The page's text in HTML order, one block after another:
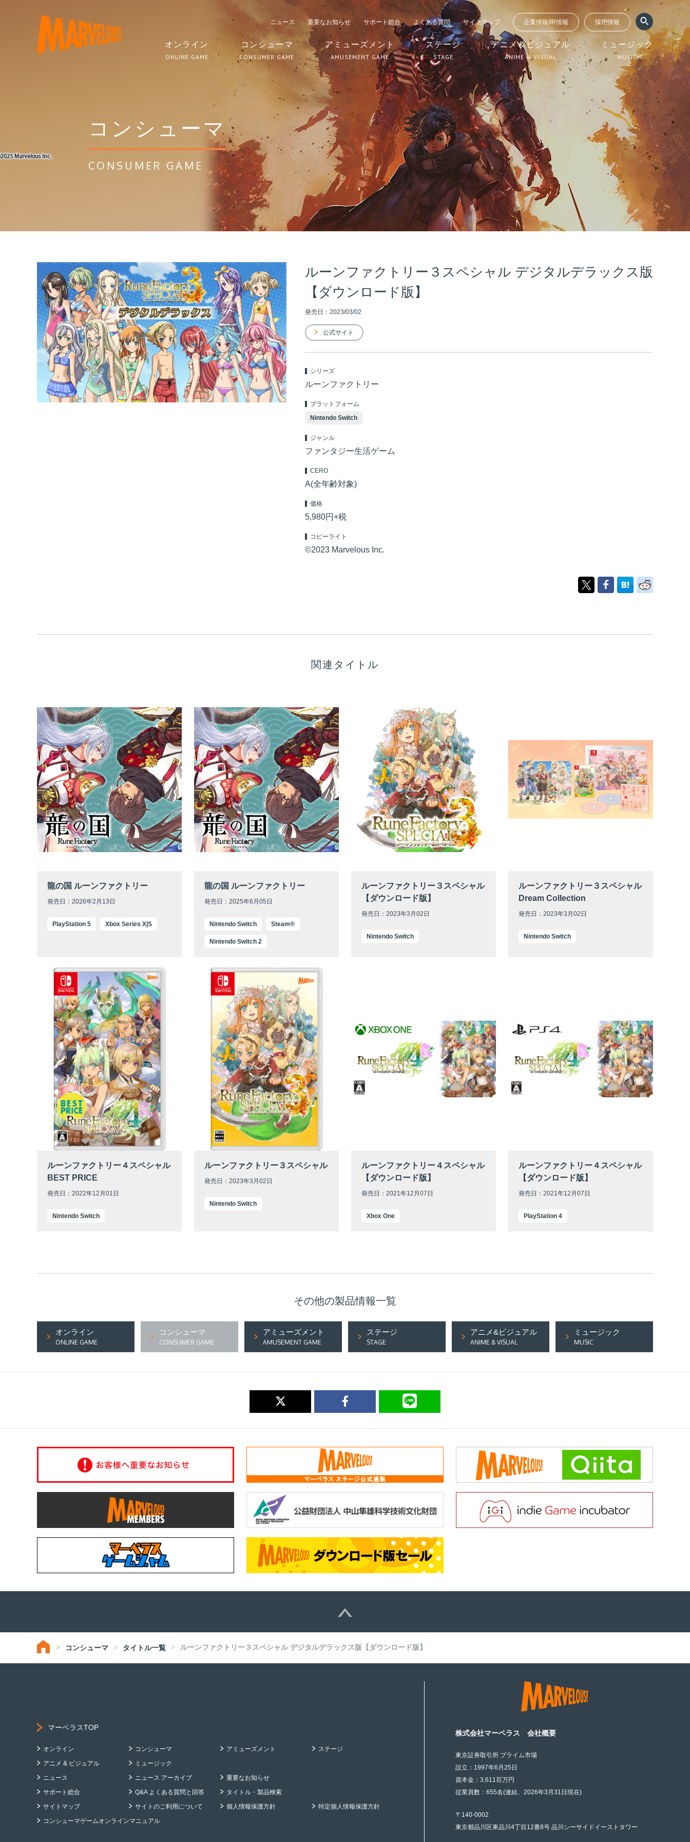
ニュース 重要なお知らせ サポート総合 よくある質問 サイトマップ 企業情報/IR情報 採用情報
オンライン
ONLINE GAME
コンシューマ
CONSUMER GAME
アミューズメント
AMUSEMENT GAME
ステージ
STAGE
アニメ＆ビジュアル
ANIME & VISUAL
ミュージック
MUSIC
コンシューマ
CONSUMER GAME
ルーンファクトリー３スペシャル デジタルデラックス版
【ダウンロード版】
発売日：2023/03/02
公式サイト
シリーズ
ルーンファクトリー
プラットフォーム
Nintendo Switch
ジャンル
ファンタジー生活ゲーム
CERO
A(全年齢対象)
価格
5,980円+税
コピーライト
©2023 Marvelous Inc.
関連タイトル
龍の国 ルーンファクトリー
発売日：2026年2月13日
PlayStation 5 Xbox Series X|S
龍の国 ルーンファクトリー
発売日：2025年6月05日
Nintendo Switch Steam®
Nintendo Switch 2
ルーンファクトリー３スペシャル
【ダウンロード版】
発売日：2023年3月02日
Nintendo Switch
ルーンファクトリー３スペシャル
Dream Collection
発売日：2023年3月02日
Nintendo Switch
ルーンファクトリー４スペシャル
BEST PRICE
発売日：2022年12月01日
Nintendo Switch
ルーンファクトリー３スペシャル
発売日：2023年3月02日
Nintendo Switch
ルーンファクトリー４スペシャル
【ダウンロード版】
発売日：2021年12月07日
Xbox One
ルーンファクトリー４スペシャル
【ダウンロード版】
発売日：2021年12月07日
PlayStation 4
その他の製品情報一覧
オンライン
ONLINE GAME
コンシューマ
CONSUMER GAME
アミューズメント
AMUSEMENT GAME
ステージ
STAGE
アニメ&ビジュアル
ANIME & VISUAL
ミュージック
MUSIC
コンシューマ タイトル一覧 ルーンファクトリー３スペシャル デジタルデラックス版【ダウンロード版】
マーベラスTOP
オンライン コンシューマ アミューズメント
ステージ
アニメ & ビジュアル
ミュージック
ニュース
ニュース アーカイブ
重要なお知らせ
サポート総合
Q&A よくある質問と回答
タイトル・製品検索
サイトマップ
サイトのご利用について 個人情報保護方針
特定個人情報保護方針
コンシューマゲームオンラインマニュアル
株式会社マーベラス 会社概要
東京証券取引所 プライム市場
設立：1997年6月25日
資本金：3,611百万円
従業員数：655名(連結、2026年3月31日現在)
〒140-0002
東京都品川区東品川4丁目12番8号 品川シーサイドイーストタワー